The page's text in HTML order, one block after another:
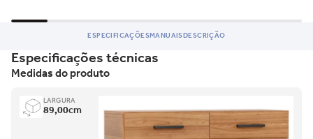
ESPECIFICAÇÕESMANUAISDESCRIÇÃO
Especificações técnicas
Medidas do produto
LARGURA
89,00cm